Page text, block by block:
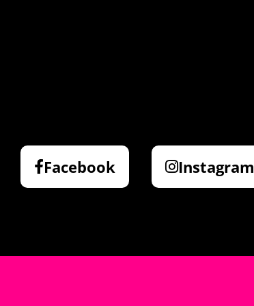
Facebook Instagram